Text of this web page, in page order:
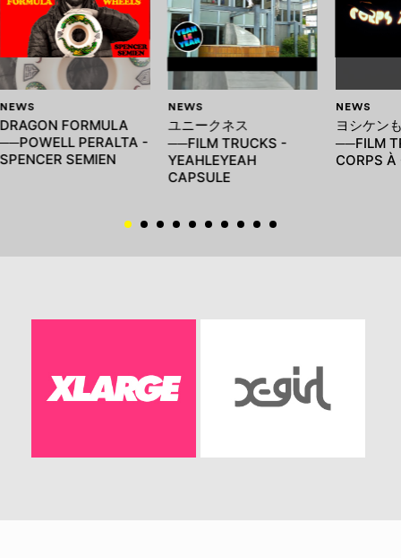
NEWS
DRAGON FORMULA
──POWELL PERALTA -
SPENCER SEMIEN
NEWS
ユニークネス
──FILM TRUCKS -
YEAHLEYEAH
CAPSULE
NEWS
ヨシケン
──FILM
CORPS À